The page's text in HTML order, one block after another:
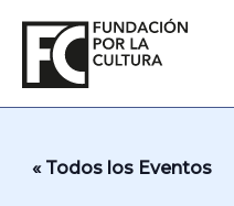
contenido
« Todos los Eventos